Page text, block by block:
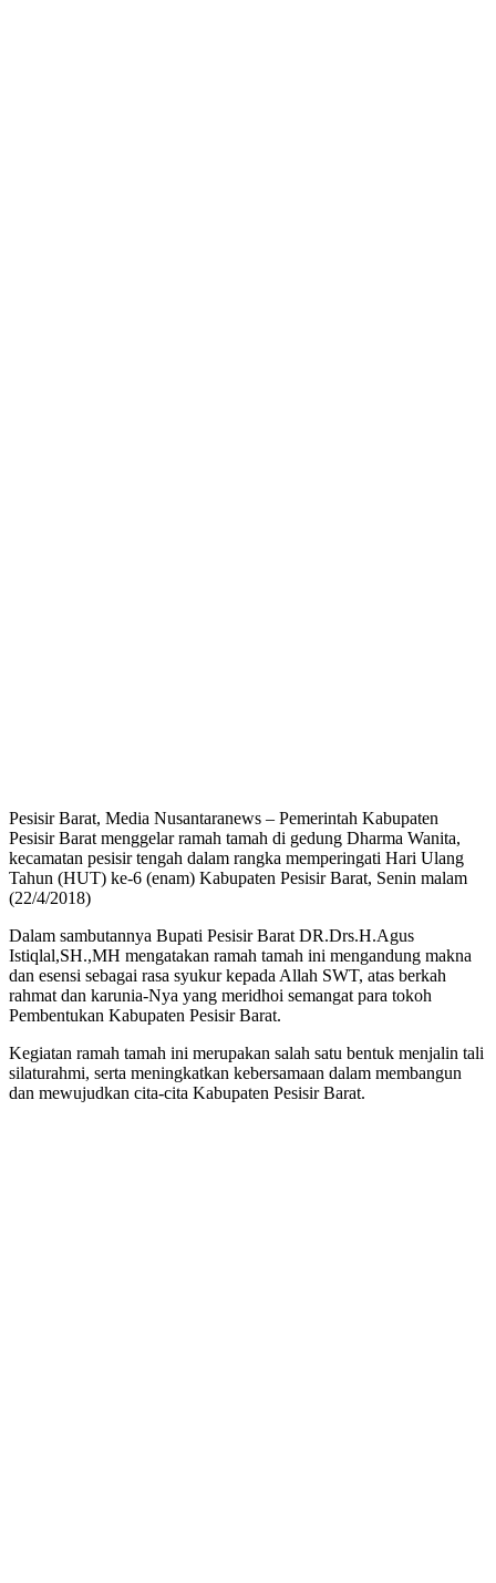
Pesisir Barat, Media Nusantaranews – Pemerintah Kabupaten
Pesisir Barat menggelar ramah tamah di gedung Dharma Wanita,
kecamatan pesisir tengah dalam rangka memperingati Hari Ulang
Tahun (HUT) ke-6 (enam) Kabupaten Pesisir Barat, Senin malam
(22/4/2018)
Dalam sambutannya Bupati Pesisir Barat DR.Drs.H.Agus
Istiqlal,SH.,MH mengatakan ramah tamah ini mengandung makna
dan esensi sebagai rasa syukur kepada Allah SWT, atas berkah
rahmat dan karunia-Nya yang meridhoi semangat para tokoh
Pembentukan Kabupaten Pesisir Barat.
Kegiatan ramah tamah ini merupakan salah satu bentuk menjalin tali
silaturahmi, serta meningkatkan kebersamaan dalam membangun
dan mewujudkan cita-cita Kabupaten Pesisir Barat.